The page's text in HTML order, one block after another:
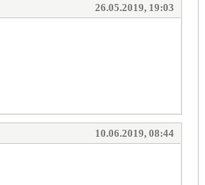
26.05.2019, 19:03
10.06.2019, 08:44